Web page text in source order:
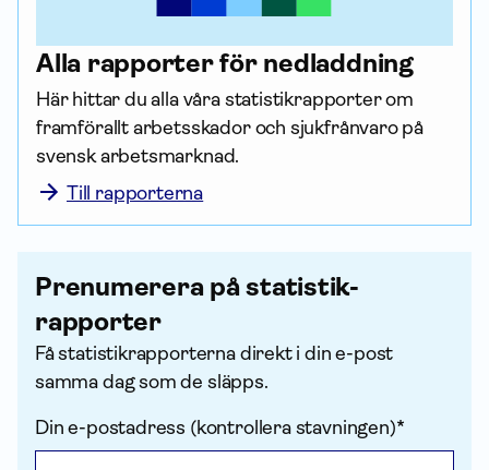
Alla rapporter för nedladdning
Här hittar du alla våra statistik­rapporter om
framförallt arbets­skador och sjukfrånvaro på
svensk arbets­marknad.
Till rapporterna
Prenumerera på statistik­
rapporter
Få statistik­rapporterna direkt i din e-post
samma dag som de släpps.
Din e-postadress (kontrollera stavningen)*